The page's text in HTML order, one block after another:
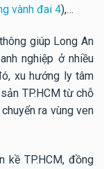
vành đai 4),…
giúp Long An
nghiệp ở nhiều
xu hướng ly tâm
TP.HCM từ chỗ
ra vùng ven
kề TP.HCM, đồng